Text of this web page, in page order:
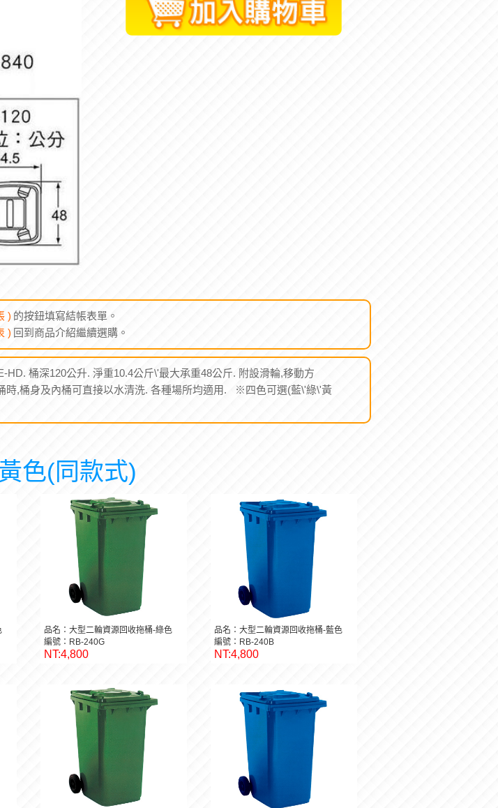
) 的按鈕填寫結帳表單。
) 回到商品介紹繼續選購。
桶深120公升. 淨重10.4公斤\'最大承重48公斤. 附設滑輪,移動方
時,桶身及內桶可直接以水清洗. 各種場所均適用. ※四色可選(藍\'綠\'黃
色(同款式)
品名：大型二輪資源回收拖桶-綠色
編號：RB-240G
NT:4,800
品名：大型二輪資源回收拖桶-藍色
編號：RB-240B
NT:4,800